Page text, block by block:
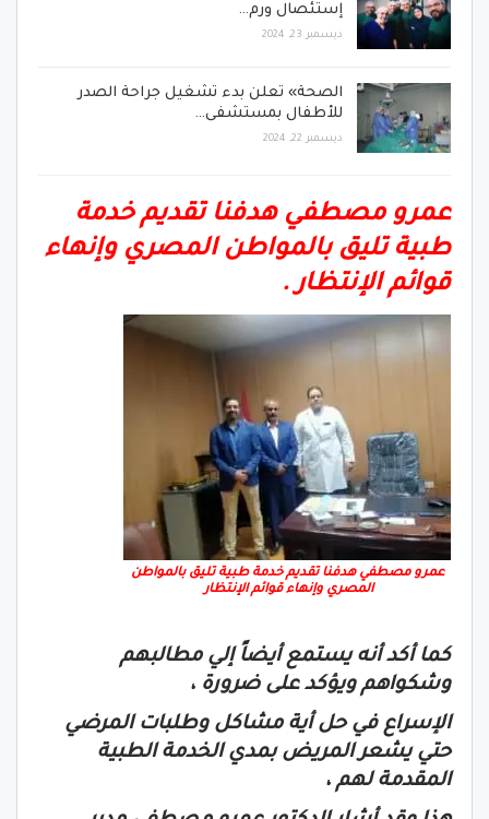
إستئصال ورم…
ديسمبر 23, 2024
الصحة» تعلن بدء تشغيل جراحة الصدر
للأطفال بمستشفى…
ديسمبر 22, 2024
عمرو مصطفي هدفنا تقديم خدمة
طبية تليق بالمواطن المصري وإنهاء
قوائم الإنتظار .
عمرو مصطفي هدفنا تقديم خدمة طبية تليق بالمواطن
المصري وإنهاء قوائم الإنتظار
كما أكد أنه يستمع أيضاً إلي مطالبهم
وشكواهم ويؤكد على ضرورة ،
الإسراع في حل أية مشاكل وطلبات المرضي
حتي يشعر المريض بمدي الخدمة الطبية
المقدمة لهم ،